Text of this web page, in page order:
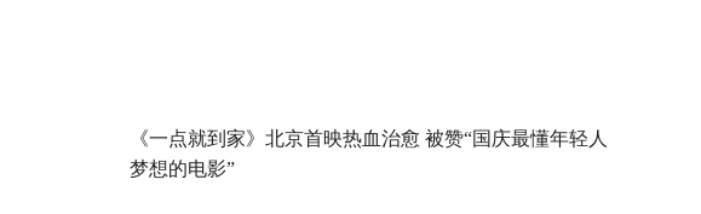
《一点就到家》北京首映热血治愈 被赞“国庆最懂年轻人
梦想的电影”